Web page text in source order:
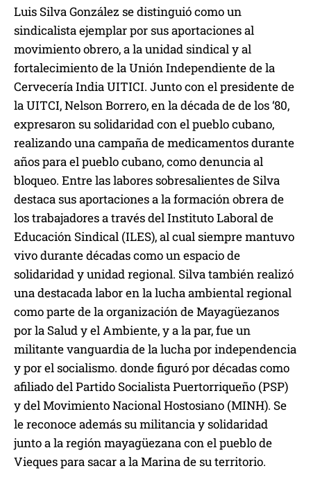
Luis Silva González se distinguió como un
sindicalista ejemplar por sus aportaciones al
movimiento obrero, a la unidad sindical y al
fortalecimiento de la Unión Independiente de la
Cervecería India UITICI. Junto con el presidente de
la UITCI, Nelson Borrero, en la década de de los ‘80,
expresaron su solidaridad con el pueblo cubano,
realizando una campaña de medicamentos durante
años para el pueblo cubano, como denuncia al
bloqueo. Entre las labores sobresalientes de Silva
destaca sus aportaciones a la formación obrera de
los trabajadores a través del Instituto Laboral de
Educación Sindical (ILES), al cual siempre mantuvo
vivo durante décadas como un espacio de
solidaridad y unidad regional. Silva también realizó
una destacada labor en la lucha ambiental regional
como parte de la organización de Mayagüezanos
por la Salud y el Ambiente, y a la par, fue un
militante vanguardia de la lucha por independencia
y por el socialismo. donde figuró por décadas como
afiliado del Partido Socialista Puertorriqueño (PSP)
y del Movimiento Nacional Hostosiano (MINH). Se
le reconoce además su militancia y solidaridad
junto a la región mayagüezana con el pueblo de
Vieques para sacar a la Marina de su territorio.